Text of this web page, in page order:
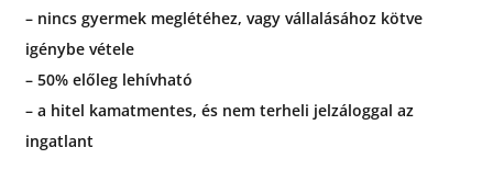
– nincs gyermek meglétéhez, vagy vállalásához kötve
igénybe vétele
– 50% előleg lehívható
– a hitel kamatmentes, és nem terheli jelzáloggal az
ingatlant